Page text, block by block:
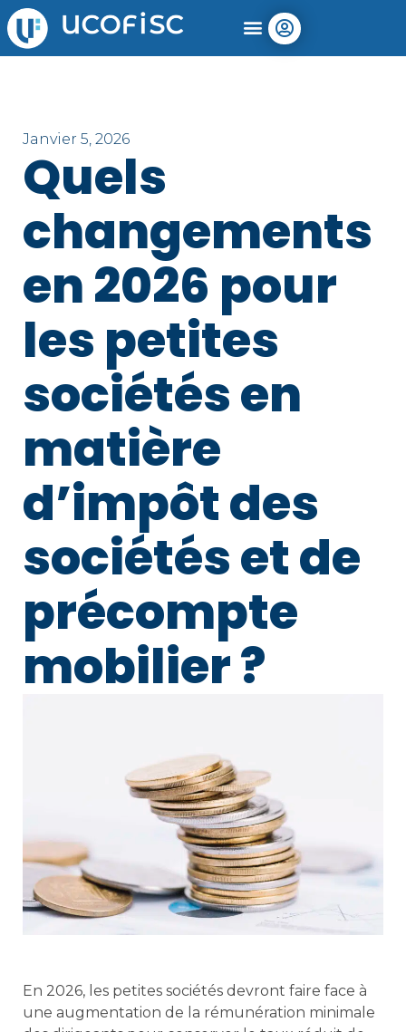
Janvier 5, 2026
Quels
changements
en 2026 pour
les petites
sociétés en
matière
d’impôt des
sociétés et de
précompte
mobilier ?
En 2026, les petites sociétés devront faire face à
une augmentation de la rémunération minimale